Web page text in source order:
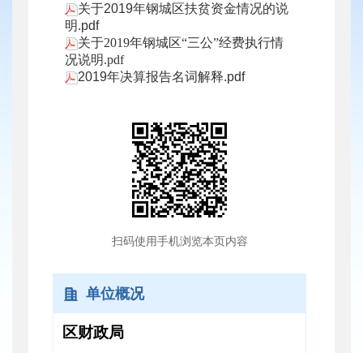
关于2019年钢城区扶贫资金情况的说
明.pdf
关于2019年钢城区“三公”经费执行情
况说明.pdf
2019年决算报告名词解释.pdf
扫码使用手机浏览本页内容
单位概况
区财政局